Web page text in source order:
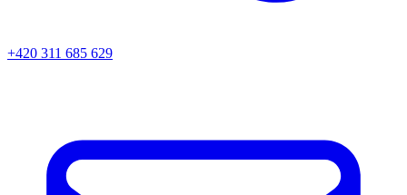
+420 311 685 629